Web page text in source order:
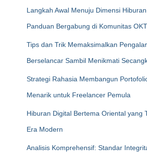
Langkah Awal Menuju Dimensi
Panduan Bergabung di Komunitas
Tips dan Trik Memaksimalkan
Berselancar Sambil Menikmati
Strategi Rahasia Membangun
Menarik untuk Freelancer Pemula
Hiburan Digital Bertema Oriental yang
Era Modern
Analisis Komprehensif: Standar